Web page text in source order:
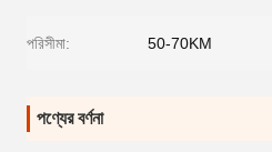
পরিসীমা: 50-70KM
পণ্যের বর্ণনা